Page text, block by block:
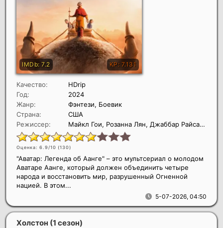
Качество:
HDrip
Год:
2024
Жанр:
Фэнтези, Боевик
Страна:
США
Режиссер:
Майкл Гои, Розанна Лян, Джаббар Райсани
Оценка: 6.9/10 (130)
5-07-2026, 04:50
"Аватар: Легенда об Аанге" – это мультсериал о молодом
Аватаре Аанге, который должен объединить четыре
народа и восстановить мир, разрушенный Огненной
нацией. В этом...
Холстон (1 сезон)